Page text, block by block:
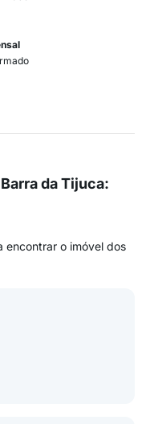
da Tijuca:
encontrar o imóvel dos